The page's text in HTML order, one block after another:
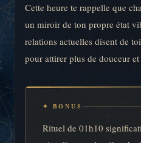
Cette heure te rappelle que
un miroir de ton propre état
relations actuelles disent de
pour attirer plus de douceur
✦ BONUS
Rituel de 01h10